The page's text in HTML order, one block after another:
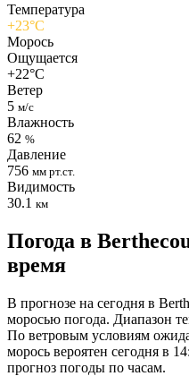
Температура
+23°C
Морось
Ощущается
+22°C
Ветер
5 м/с
Влажность
62 %
Давление
756 мм рт.ст.
Видимость
30.1 км
Погода в
время
В прогнозе на сегодня в
моросью погода. Диапазон
По ветровым условиям
морось вероятен сегодня в
прогноз погоды по часам.